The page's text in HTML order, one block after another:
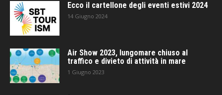
Ecco il cartellone degli eventi estivi 2024
14 Giugno 2024
Air Show 2023, lungomare chiuso al
traffico e divieto di attività in mare
1 Giugno 2023